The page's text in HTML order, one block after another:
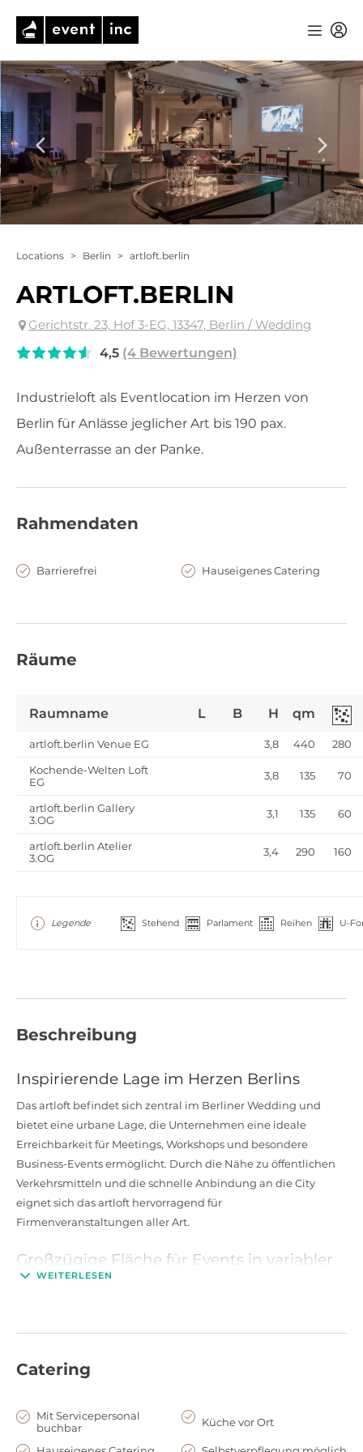
Locations > Berlin > artloft.berlin
ARTLOFT.BERLIN
Gerichtstr. 23, Hof 3-EG, 13347, Berlin / Wedding
4,5 (4 Bewertungen)
Industrieloft als Eventlocation im Herzen von
Berlin für Anlässe jeglicher Art bis 190 pax.
Außenterrasse an der Panke.
Rahmendaten
Barrierefrei Hauseigenes Catering
Räume
Raumname L B H qm
artloft.berlin Venue EG 3,8 440
280
Kochende-Welten Loft
EG
3,8 135 70
artloft.berlin Gallery
3.OG
3,1 135 60
artloft.berlin Atelier
3.OG
3,4 290 160
Legende Stehend Parlament Reihen U-
Beschreibung
Inspirierende Lage im Herzen Berlins
Das artloft befindet sich zentral im Berliner Wedding und
bietet eine urbane Lage, die Unternehmen eine ideale
Erreichbarkeit für Meetings, Workshops und besondere
Business-Events ermöglicht. Durch die Nähe zu öffentlichen
Verkehrsmitteln und die schnelle Anbindung an die City
eignet sich das artloft hervorragend für
Firmenveranstaltungen aller Art.
Großzügige Fläche für Events in variabler
Größe
Fotoshootings. Die hohen Decken, weitläufigen Flächen und
die offene Raumstruktur ermöglichen vielfältige Set-ups und
Unternehmensanforderungen an.
WEITERLESEN
Catering
Mit Servicepersonal
buchbar
Küche vor Ort